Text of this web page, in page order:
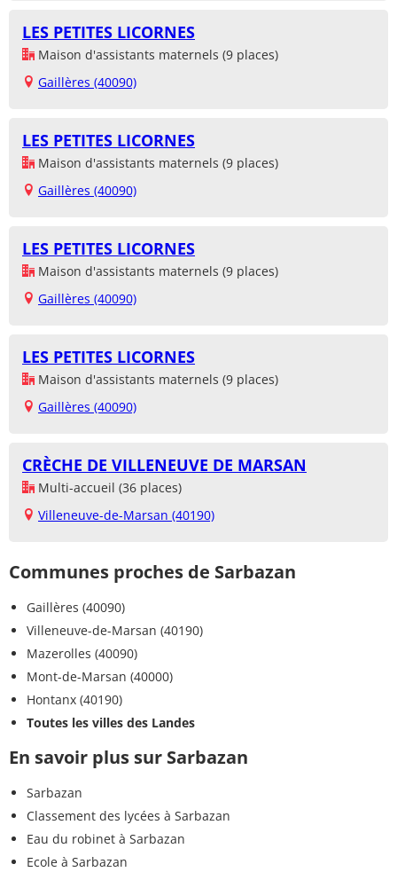
LES PETITES LICORNES
Maison d'assistants maternels (9 places)
Gaillères (40090)
LES PETITES LICORNES
Maison d'assistants maternels (9 places)
Gaillères (40090)
LES PETITES LICORNES
Maison d'assistants maternels (9 places)
Gaillères (40090)
LES PETITES LICORNES
Maison d'assistants maternels (9 places)
Gaillères (40090)
CRÈCHE DE VILLENEUVE DE MARSAN
Multi-accueil (36 places)
Villeneuve-de-Marsan (40190)
Communes proches de Sarbazan
Gaillères (40090)
Villeneuve-de-Marsan (40190)
Mazerolles (40090)
Mont-de-Marsan (40000)
Hontanx (40190)
Toutes les villes des Landes
En savoir plus sur Sarbazan
Sarbazan
Classement des lycées à Sarbazan
Eau du robinet à Sarbazan
Ecole à Sarbazan